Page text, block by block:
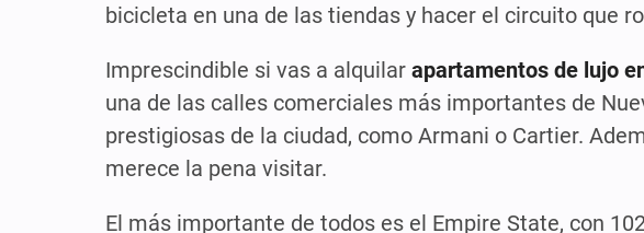
bicicleta en una de las tiendas y hacer el circuito que
Imprescindible si vas a alquilar apartamentos de lujo
una de las calles comerciales más importantes de
prestigiosas de la ciudad, como Armani o Cartier.
merece la pena visitar.
El más importante de todos es el Empire State, con